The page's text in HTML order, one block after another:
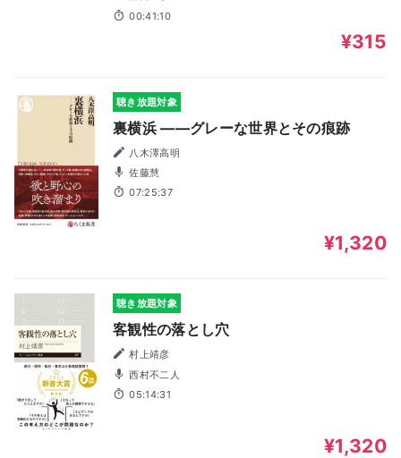
00:41:10
¥315
聴き放題対象
裏横浜 ――グレーな世界とその痕跡
八木澤高明
佐藤慧
07:25:37
¥1,320
聴き放題対象
客観性の落とし穴
村上靖彦
西村不二人
05:14:31
¥1,320